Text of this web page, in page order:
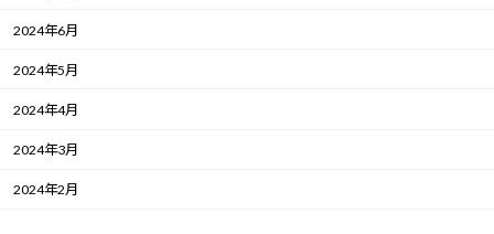
2024年6月
2024年5月
2024年4月
2024年3月
2024年2月